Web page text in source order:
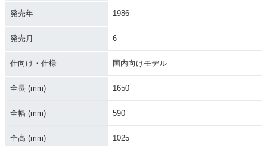
発売年 1986
発売月 6
仕向け・仕様 国内向けモデル
全長 (mm) 1650
全幅 (mm) 590
全高 (mm) 1025